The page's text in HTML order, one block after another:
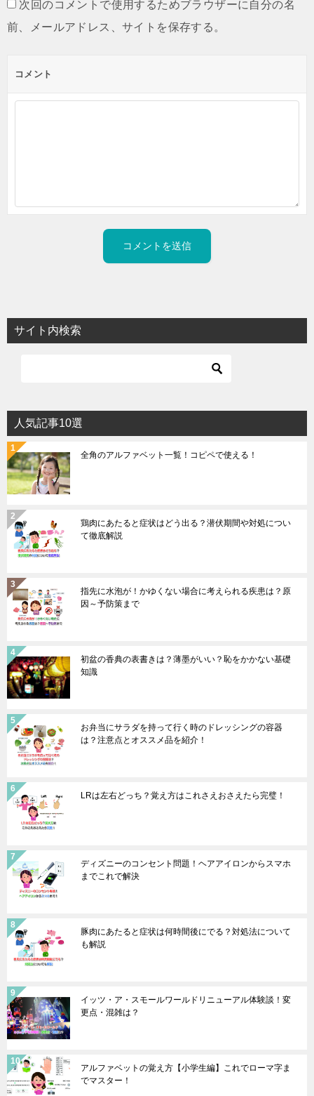
次回のコメントで使用するためブラウザーに自分の名
前、メールアドレス、サイトを保存する。
コメント
サイト内検索
人気記事10選
全角のアルファベット一覧！コピペで使える！
鶏肉にあたると症状はどう出る？潜伏期間や対処につい
て徹底解説
指先に水泡が！かゆくない場合に考えられる疾患は？原
因～予防策まで
初盆の香典の表書きは？薄墨がいい？恥をかかない基礎
知識
お弁当にサラダを持って行く時のドレッシングの容器
は？注意点とオススメ品を紹介！
LRは左右どっち？覚え方はこれさえおさえたら完璧！
ディズニーのコンセント問題！ヘアアイロンからスマホ
までこれで解決
豚肉にあたると症状は何時間後にでる？対処法について
も解説
イッツ・ア・スモールワールドリニューアル体験談！変
更点・混雑は？
アルファベットの覚え方【小学生編】これでローマ字ま
でマスター！